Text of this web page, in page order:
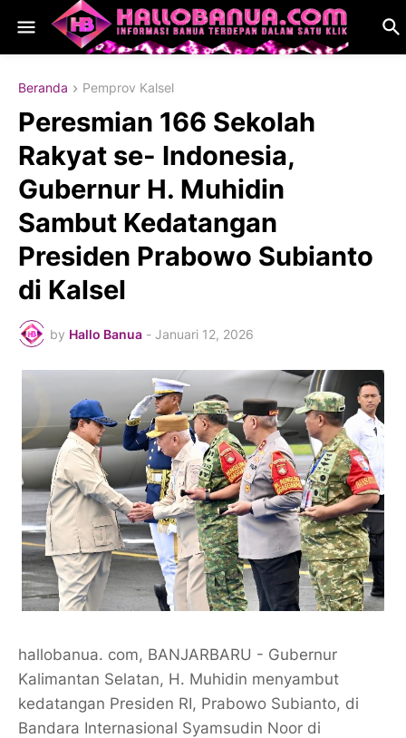
Beranda Pemprov Kalsel
Peresmian 166 Sekolah
Rakyat se- Indonesia,
Gubernur H. Muhidin
Sambut Kedatangan
Presiden Prabowo Subianto
di Kalsel
by Hallo Banua - Januari 12, 2026
hallobanua. com, BANJARBARU - Gubernur
Kalimantan Selatan, H. Muhidin menyambut
kedatangan Presiden RI, Prabowo Subianto, di
Bandara Internasional Syamsudin Noor di